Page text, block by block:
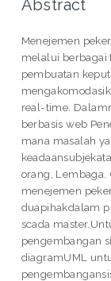
Abstract
Menejemen
melalui berbagai
pembuatan
real-time.
berbasis web
mana masalah
orang,
menejemen
duapihakdalam
scada
pengembangan
diagramUML